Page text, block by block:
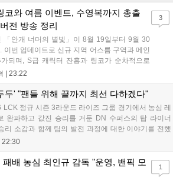
코와 여름 이벤트, 수영복까지 총출
전 방송 정리
「안개 너머의 별빛」이 8월 19일부터 9월 30
이번 업데이트로 신규 지역 어스름 구역과 메인
되며, S급 캐릭터 잔홍과 링코가 순차적으로
즌을 맞아 비치발리볼, 수상 오토바이 등 다채
8월 11일까지 사용 가능한 교환 코드 3종이 제
은 공식 채널을 통해 확인할 수 있다....
23:22
3
두' "팬들 위해 끝까지 최선 다하겠다"
정규 시즌 3라운드 라이즈 그룹 경기에서 농심 레
완파하고 값진 승리를 거둔 DN 수퍼스의 탑 라이너
리 소감과 함께 팀의 발전 과정에 대한 이야기를 전했
2:0 완승에 대해 '두두'는 "진짜 오랜만에 거둔 2:0 승
22:30
패배 농심 최인규 감독 "운영, 밴픽 모
1